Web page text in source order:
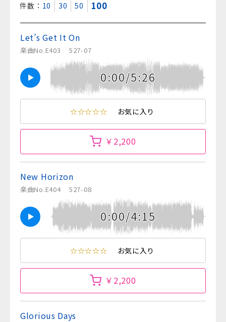
表示件数： 10 30 50 100
Let’s Get It On
楽曲No.E403 527-07
0:00/5:26
☆☆☆☆☆ お気に入り
￥2,200
New Horizon
楽曲No.E404 527-08
0:00/4:15
☆☆☆☆☆ お気に入り
￥2,200
Glorious Days